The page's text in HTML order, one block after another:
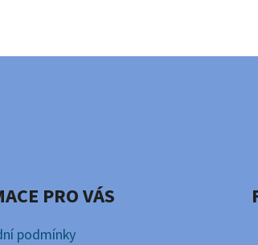
PRO VÁS
podmínky